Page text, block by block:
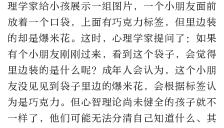
理学家给小孩展示一组图片，一个小朋友面前
放着一个口袋，上面有巧克力标签，但里边装
的却是爆米花。这时，心理学家提问了：如果
有个小朋友刚刚过来，看到这个袋子，会觉得
里边装的是什么呢？成年人会认为，这个小朋
友没见见到袋子里边的爆米花，会根据标签认
为是巧克力。但心智理论尚未健全的孩子就不
一样了，他们可能无法分清自己知道什么、其